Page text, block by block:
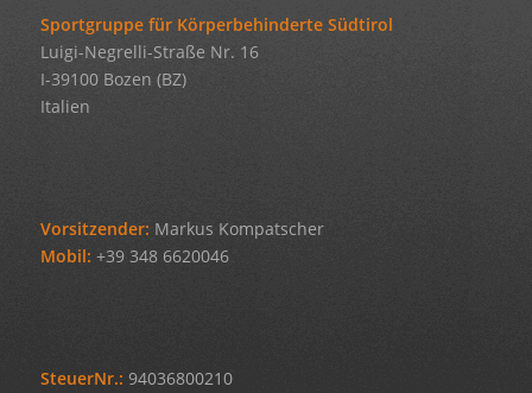
Sportgruppe für Körperbehinderte Südtirol
Luigi-Negrelli-Straße Nr. 16
I-39100 Bozen (BZ)
Italien
Vorsitzender: Markus Kompatscher
Mobil: +39 348 6620046
SteuerNr.: 94036800210